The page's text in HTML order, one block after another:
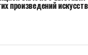
произведений